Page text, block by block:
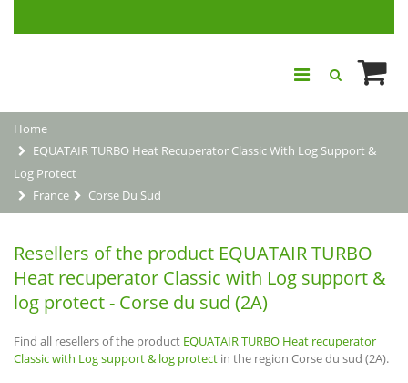
Home
EQUATAIR TURBO Heat Recuperator Classic With Log Support &
Log Protect
France
Corse Du Sud
Resellers of the product EQUATAIR TURBO
Heat recuperator Classic with Log support &
log protect - Corse du sud (2A)
Find all resellers of the product EQUATAIR TURBO Heat recuperator
Classic with Log support & log protect in the region Corse du sud (2A).